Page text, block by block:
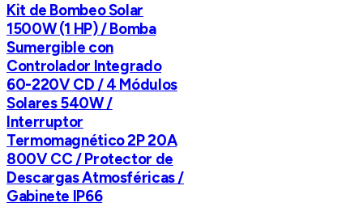
Kit de Bombeo Solar
1500W (1 HP) / Bomba
Sumergible con
Controlador Integrado
60-220V CD / 4 Módulos
Solares 540W /
Interruptor
Termomagnético 2P 20A
800V CC / Protector de
Descargas Atmosféricas /
Gabinete IP66